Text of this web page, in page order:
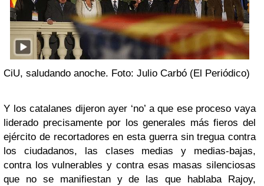
CiU, saludando anoche. Foto: Julio Carbó (El Periódico)
Y los catalanes dijeron ayer ‘no’ a que ese proceso vaya
liderado precisamente por los generales más fieros del
ejército de recortadores en esta guerra sin tregua contra
los ciudadanos, las clases medias y medias-bajas,
contra los vulnerables y contra esas masas silenciosas
que no se manifiestan y de las que hablaba Rajoy,